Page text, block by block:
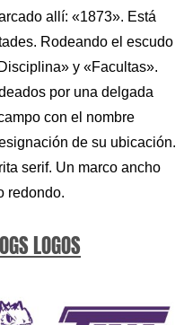
allí: «1873». Está
Rodeando el escudo
y «Facultas».
por una delgada
con el nombre
de su ubicación.
serif. Un marco ancho
redondo.
LOGOS